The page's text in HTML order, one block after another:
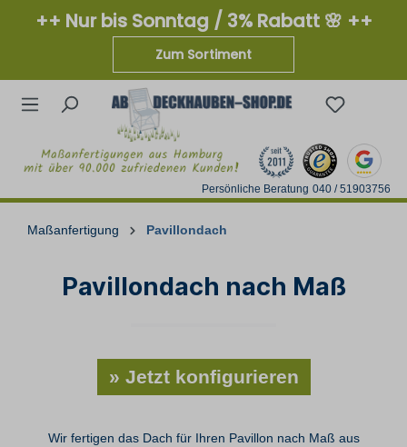
++ Nur bis Sonntag / 3% Rabatt 🌸 ++
Zum Sortiment
Persönliche Beratung 040 / 51903756
Maßanfertigung Pavillondach
Pavillondach nach Maß
» Jetzt konfigurieren
Wir fertigen das Dach für Ihren Pavillon nach Maß aus